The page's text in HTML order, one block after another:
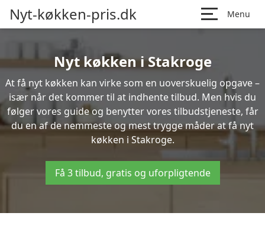
Nyt-køkken-pris.dk Menu
Nyt køkken i Stakroge
At få nyt køkken kan virke som en uoverskuelig opgave –
især når det kommer til at indhente tilbud. Men hvis du
følger vores guide og benytter vores tilbudstjeneste, får
du en af de nemmeste og mest trygge måder at få nyt
køkken i Stakroge.
Få 3 tilbud, gratis og uforpligtende